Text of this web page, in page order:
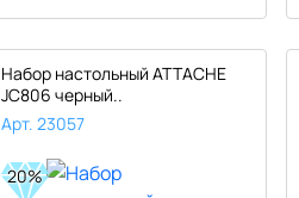
Набор настольный ATTACHE
JC806 черный..
Арт. 23057
20%